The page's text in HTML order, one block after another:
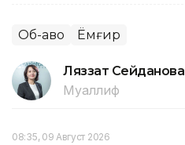
Об-ҳаво Ёмғир
Ляззат Сейданова
Муаллиф
08:35, 09 Август 2026